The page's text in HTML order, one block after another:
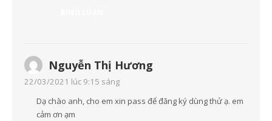
Nguyễn Thị Hương
22/03/2021 lúc 9:15 sáng
Dạ chào anh, cho em xin pass để đăng ký dùng thử ạ. em
cảm ơn ạm